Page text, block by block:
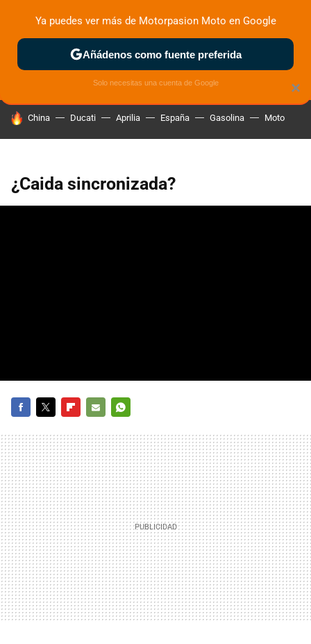
ZONA DE PRUEBAS DEPORTIVAS MOTOS ELÉCTRICAS
HOY SE HABLA DE
China Ducati Aprilia España Gasolina Moto
¿Caida sincronizada?
MAIL
×
Ya puedes ver más de Motorpasion Moto en Google
Añádenos como fuente preferida
Solo necesitas una cuenta de Google